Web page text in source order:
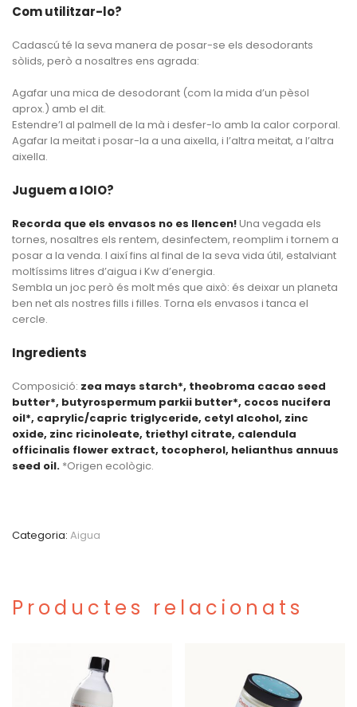
Com utilitzar-lo?
Cadascú té la seva manera de posar-se els desodorants
sòlids, però a nosaltres ens agrada:
Agafar una mica de desodorant (com la mida d’un pèsol
aprox.) amb el dit.
Estendre’l al palmell de la mà i desfer-lo amb la calor corporal.
Agafar la meitat i posar-la a una aixella, i l’altra meitat, a l’altra
aixella.
Juguem a IOIO?
Recorda que els envasos no es llencen!Una vegada els
tornes, nosaltres els rentem, desinfectem, reomplim i tornem a
posar a la venda. I així fins al final de la seva vida útil, estalviant
moltíssims litres d’aigua i Kw d’energia.
Sembla un joc però és molt més que això: és deixar un planeta
ben net als nostres fills i filles. Torna els envasos i tanca el
cercle.
Ingredients
Composició: zea mays starch*, theobroma cacao seed
butter*, butyrospermum parkii butter*, cocos nucifera
oil*, caprylic/capric triglyceride, cetyl alcohol, zinc
oxide, zinc ricinoleate, triethyl citrate, calendula
officinalis flower extract, tocopherol, helianthus annuus
seed oil. *Origen ecològic.
Categoria: Aigua
Productes relacionats